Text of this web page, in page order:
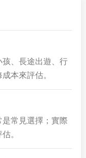
、長途出遊、行
本來評估。
常見選擇；實際
。